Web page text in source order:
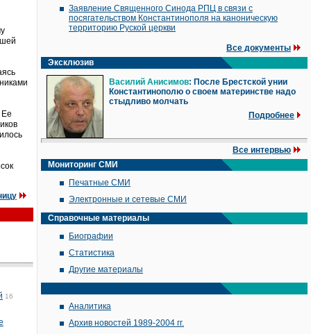
Ее
16
Заявление Священного Синода РПЦ в связи с
посягательством Константинополя на каноническую
территорию Руской церкви
Все документы
Эксклюзив
Василий Анисимов: После Брестской унии
Константинополю о своем материнстве надо
стыдливо молчать
Подробнее
Все интервью
Мониторинг СМИ
Печатные СМИ
Электронные и сетевые СМИ
Справочные материалы
Биографии
Статистика
Другие материалы
Аналитика
Архив новостей 1989-2004 гг.